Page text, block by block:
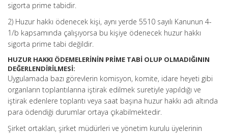
sigorta prime tabidir.
2) Huzur hakkı ödenecek kişi, aynı yerde 5510 sayılı Kanunun 4-
1/b kapsamında çalışıyorsa bu kişiye ödenecek huzur hakkı
sigorta prime tabi değildir.
HUZUR HAKKI ÖDEMELERİNİN PRİME TABİ OLUP OLMADIĞININ
DEĞERLENDİRİLMESİ:
Uygulamada bazı görevlerin komisyon, komite, idare heyeti gibi
organların toplantılarına iştirak edilmek suretiyle yapıldığı ve
iştirak edenlere toplantı veya saat başına huzur hakkı adı altında
para ödendiği durumlar ortaya çıkabilmektedir.
Şirket ortakları, şirket müdürleri ve yönetim kurulu üyelerinin